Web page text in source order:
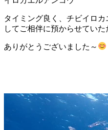
タイミング良く、チビイロ
してご相伴に預からせていた
ありがとうございました～